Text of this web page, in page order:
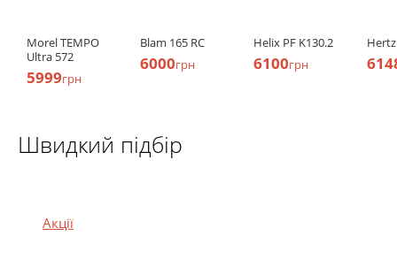
Morel TEMPO
Ultra 572
5999грн
Blam 165 RC
6000грн
Helix PF K130.2
6100грн
Швидкий підбір
Акції